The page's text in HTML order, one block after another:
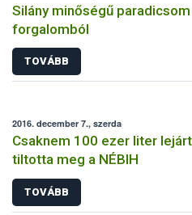
Silány minőségű
forgalomból
TOVÁBB
2016. december 7., szerda
Csaknem 100 ezer liter
tiltotta meg a NÉBIH
TOVÁBB